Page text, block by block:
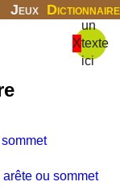
Jeux Dictionnaire
X
un
texte
ici
arête ou sommet